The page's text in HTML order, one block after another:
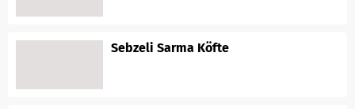
Sebzeli Sarma Köfte